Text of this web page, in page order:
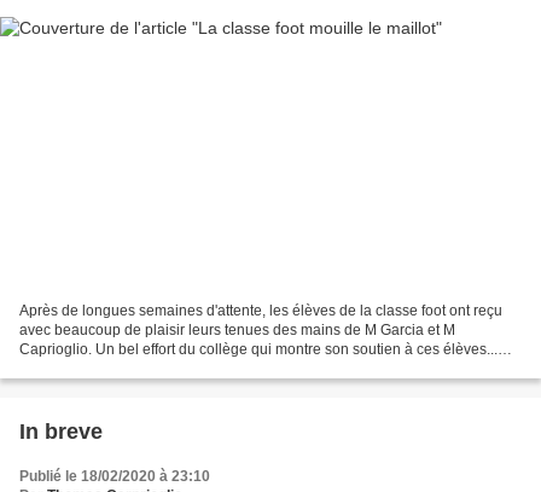
Après de longues semaines d'attente, les élèves de la classe foot ont reçu
avec beaucoup de plaisir leurs tenues des mains de M Garcia et M
Caprioglio. Un bel effort du collège qui montre son soutien à ces élèves...
In breve
Publié le 18/02/2020 à 23:10